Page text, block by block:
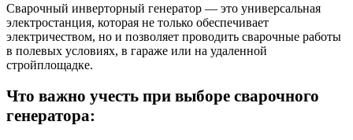
Сварочный инверторный генератор — это универсальная
электростанция, которая не только обеспечивает
электричеством, но и позволяет проводить сварочные работы
в полевых условиях, в гараже или на удаленной
стройплощадке.
Что важно учесть при выборе сварочного
генератора: